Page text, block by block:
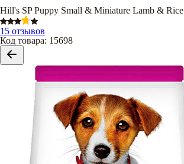
Hill's SP Puppy Small & Miniature Lamb & Rice
15 отзывов
Код товара: 15698